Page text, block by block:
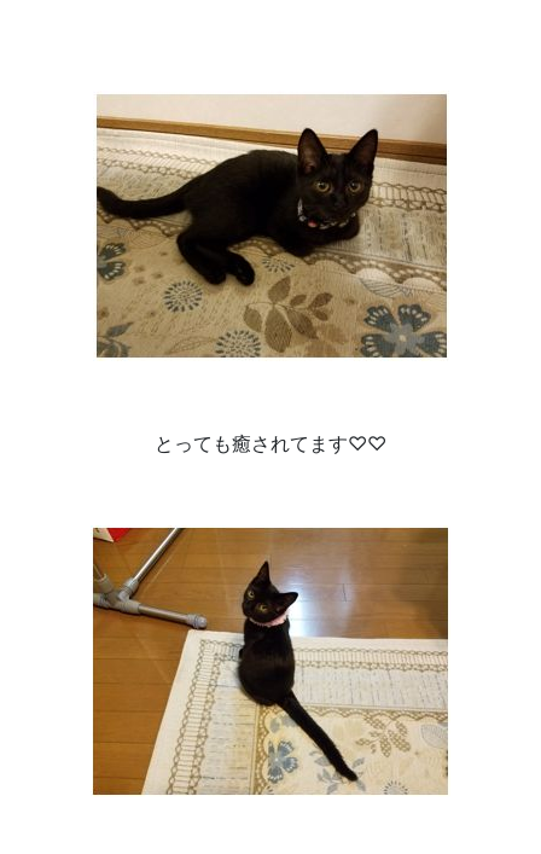
とっても癒されてます♡♡